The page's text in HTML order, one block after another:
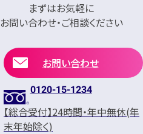
まずはお気軽に
お問い合わせ・ご相談ください
お問い合わせ
0120-15-1234
【総合受付】24時間・年中無休(年
末年始除く)